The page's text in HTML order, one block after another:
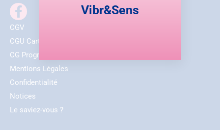
CGV
CGU Carte Cadeau Émoticrème®
CG Programme Fidélité
Mentions Légales
Confidentialité
Notices
Le saviez-vous ?
Vibr&Sens